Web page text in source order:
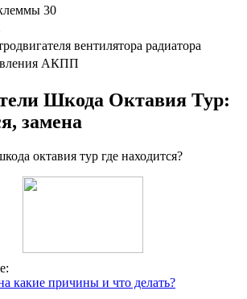
30
вентилятора радиатора
АКПП
Шкода Октавия Тур:
замена
какие причины и что делать?